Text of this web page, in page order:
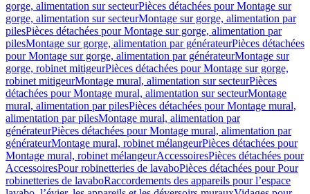
gorge, alimentation sur secteurPièces détachées pour Montage sur
gorge, alimentation sur secteurMontage sur gorge, alimentation par
pilesPièces détachées pour Montage sur gorge, alimentation par
pilesMontage sur gorge, alimentation par générateurPièces détachées
pour Montage sur gorge, alimentation par générateurMontage sur
gorge, robinet mitigeurPièces détachées pour Montage sur gorge,
robinet mitigeurMontage mural, alimentation sur secteurPièces
détachées pour Montage mural, alimentation sur secteurMontage
mural, alimentation par pilesPièces détachées pour Montage mural,
alimentation par pilesMontage mural, alimentation par
générateurPièces détachées pour Montage mural, alimentation par
générateurMontage mural, robinet mélangeurPièces détachées pour
Montage mural, robinet mélangeurAccessoiresPièces détachées pour
AccessoiresPour robinetteries de lavaboPièces détachées pour Pour
robinetteries de lavaboRaccordements des appareils pour l’espace